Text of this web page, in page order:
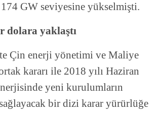
GW seviyesine yükselmişti.
dolara yaklaştı
Çin enerji yönetimi ve Maliye
kararı ile 2018 yılı Haziran
yeni kurulumların
sağlayacak bir dizi karar yürürlüğe